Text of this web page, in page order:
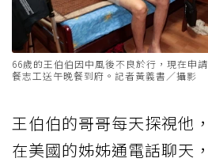
66歲的王伯伯因中風後不良於行，現在申
餐志工送午晚餐到府。記者黃義書／攝影
王伯伯的哥哥每天探視他
在美國的姊姊通電話聊天